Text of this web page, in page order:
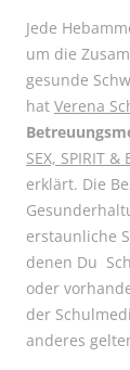
Jede
um die
gesunde
hat Verena
SEX, SPIRIT &
erklärt. Die
erstaunliche
denen Du
oder
der
anderes